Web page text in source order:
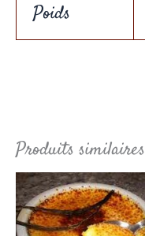
Poids
Produits similaires